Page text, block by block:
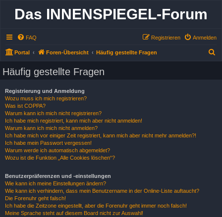
Das INNENSPIEGEL-Forum
FAQ Anmelden
Registrieren
Portal Foren-Übersicht Häufig gestellte Fragen
Häufig gestellte Fragen
Registrierung und Anmeldung
Wozu muss ich mich registrieren?
Was ist COPPA?
Warum kann ich mich nicht registrieren?
Ich habe mich registriert, kann mich aber nicht anmelden!
Warum kann ich mich nicht anmelden?
Ich habe mich vor einiger Zeit registriert, kann mich aber nicht mehr anmelden?!
Ich habe mein Passwort vergessen!
Warum werde ich automatisch abgemeldet?
Wozu ist die Funktion „Alle Cookies löschen“?
Benutzerpräferenzen und -einstellungen
Wie kann ich meine Einstellungen ändern?
Wie kann ich verhindern, dass mein Benutzername in der Online-Liste auftaucht?
Die Forenuhr geht falsch!
Ich habe die Zeitzone eingestellt, aber die Forenuhr geht immer noch falsch!
Meine Sprache steht auf diesem Board nicht zur Auswahl!